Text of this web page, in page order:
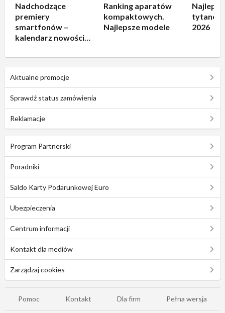
Nadchodzące
premiery
smartfonów –
kalendarz nowości
Ranking aparatów
kompaktowych.
Najlepsze modele
2026
Aktualne promocje
Sprawdź status zamówienia
Reklamacje
Program Partnerski
Poradniki
Saldo Karty Podarunkowej Euro
Ubezpieczenia
Centrum informacji
Kontakt dla mediów
Zarządzaj cookies
Pomoc Kontakt Dla firm Pełna wersja